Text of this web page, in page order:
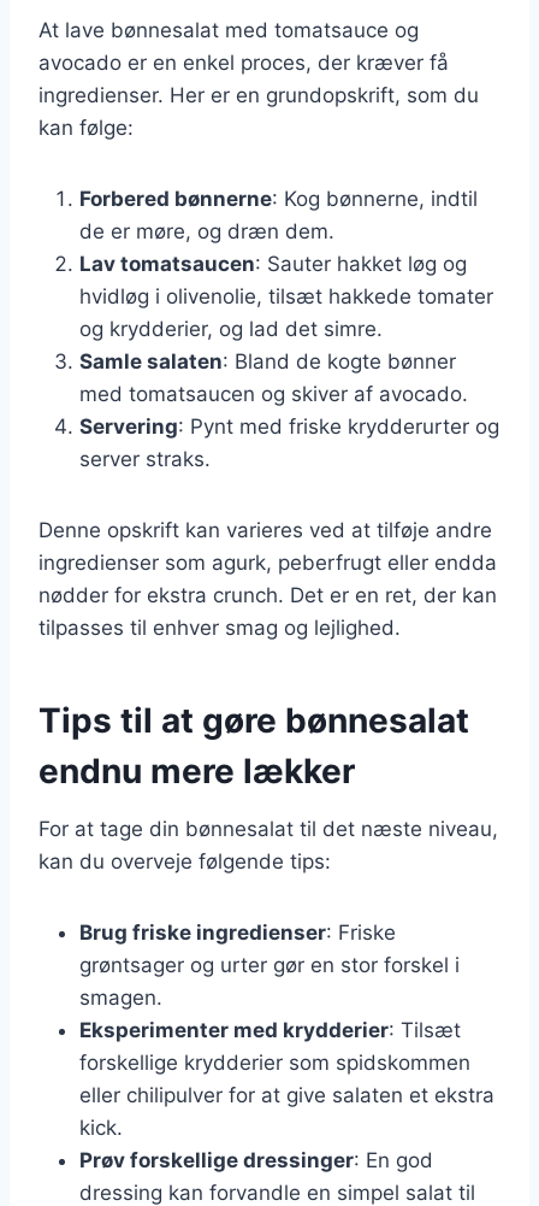
At lave bønnesalat med tomatsauce og
avocado er en enkel proces, der kræver få
ingredienser. Her er en grundopskrift, som du
kan følge:
Forbered bønnerne: Kog bønnerne, indtil
de er møre, og dræn dem.
Lav tomatsaucen: Sauter hakket løg og
hvidløg i olivenolie, tilsæt hakkede tomater
og krydderier, og lad det simre.
Samle salaten: Bland de kogte bønner
med tomatsaucen og skiver af avocado.
Servering: Pynt med friske krydderurter og
server straks.
Denne opskrift kan varieres ved at tilføje andre
ingredienser som agurk, peberfrugt eller endda
nødder for ekstra crunch. Det er en ret, der kan
tilpasses til enhver smag og lejlighed.
Tips til at gøre bønnesalat
endnu mere lækker
For at tage din bønnesalat til det næste niveau,
kan du overveje følgende tips:
Brug friske ingredienser: Friske
grøntsager og urter gør en stor forskel i
smagen.
Eksperimenter med krydderier: Tilsæt
forskellige krydderier som spidskommen
eller chilipulver for at give salaten et ekstra
kick.
Prøv forskellige dressinger: En god
dressing kan forvandle en simpel salat til